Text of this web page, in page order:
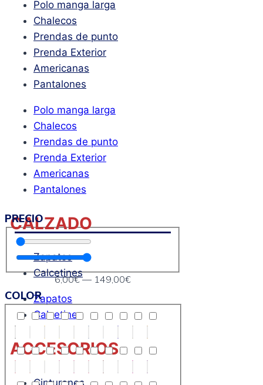
Polo manga larga
Chalecos
Prendas de punto
Prenda Exterior
Americanas
Pantalones
Polo manga larga
Chalecos
Prendas de punto
Prenda Exterior
Americanas
Pantalones
CALZADO
Zapatos
Calcetines
Zapatos
Calcetines
ACCESORIOS
Cinturones
PRECIO
6,00€— 149,00€
COLOR